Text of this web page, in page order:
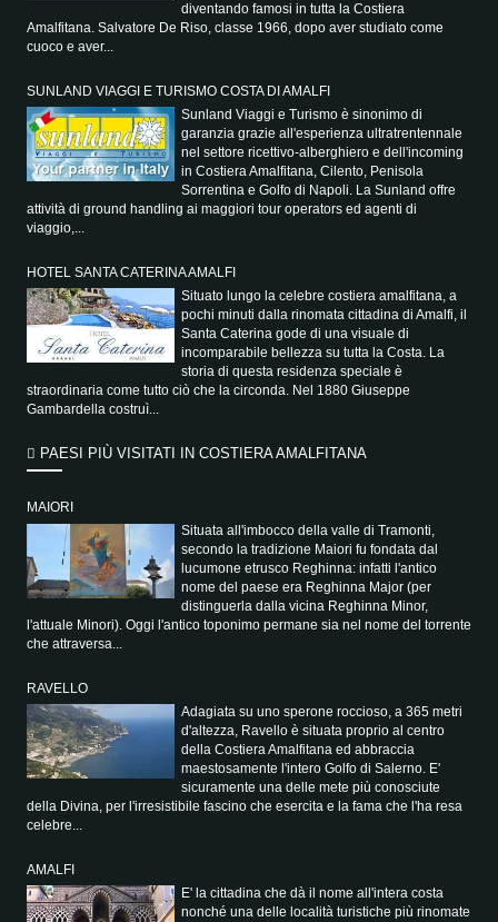
diventando famosi in tutta la Costiera
Amalfitana. Salvatore De Riso, classe 1966, dopo aver studiato come
cuoco e aver...
SUNLAND VIAGGI E TURISMO COSTA DI AMALFI
Sunland Viaggi e Turismo è sinonimo di
garanzia grazie all'esperienza ultratrentennale
nel settore ricettivo-alberghiero e dell'incoming
in Costiera Amalfitana, Cilento, Penisola
Sorrentina e Golfo di Napoli. La Sunland offre
attività di ground handling ai maggiori tour operators ed agenti di
viaggio,...
HOTEL SANTA CATERINA AMALFI
Situato lungo la celebre costiera amalfitana, a
pochi minuti dalla rinomata cittadina di Amalfi, il
Santa Caterina gode di una visuale di
incomparabile bellezza su tutta la Costa. La
storia di questa residenza speciale è
straordinaria come tutto ciò che la circonda. Nel 1880 Giuseppe
Gambardella costruì...
PAESI PIÙ VISITATI IN COSTIERA AMALFITANA
MAIORI
Situata all'imbocco della valle di Tramonti,
secondo la tradizione Maiori fu fondata dal
lucumone etrusco Reghinna: infatti l'antico
nome del paese era Reghinna Major (per
distinguerla dalla vicina Reghinna Minor,
l'attuale Minori). Oggi l'antico toponimo permane sia nel nome del torrente
che attraversa...
RAVELLO
Adagiata su uno sperone roccioso, a 365 metri
d'altezza, Ravello è situata proprio al centro
della Costiera Amalfitana ed abbraccia
maestosamente l'intero Golfo di Salerno. E'
sicuramente una delle mete più conosciute
della Divina, per l'irresistibile fascino che esercita e la fama che l'ha resa
celebre...
AMALFI
E' la cittadina che dà il nome all'intera costa
nonché una delle località turistiche più rinomate